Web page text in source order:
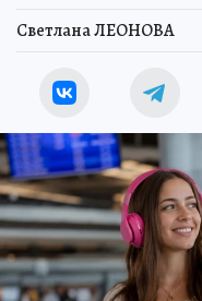
Светлана ЛЕОНОВА